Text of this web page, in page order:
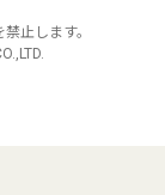
止します。